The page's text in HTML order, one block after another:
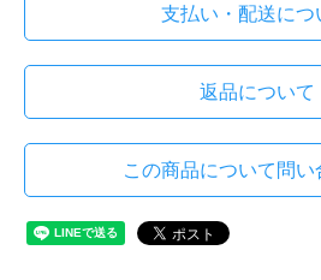
支払い・配送につ
返品について
この商品について問い